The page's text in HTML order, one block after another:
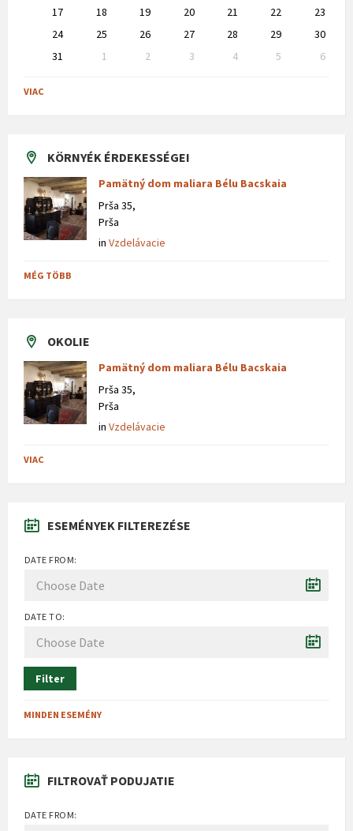
17 18 19 20 21 22
23
24
25 26 27 28 29
30
31
1 2 3 4 5
6
to
calendar
VIAC
KÖRNYÉK ÉRDEKESSÉGEI
Pamätný dom maliara Bélu Bacskaia
Prša 35,
Prša
in Vzdelávacie
MÉG TÖBB
OKOLIE
Pamätný dom maliara Bélu Bacskaia
Prša 35,
Prša
in Vzdelávacie
VIAC
ESEMÉNYEK FILTEREZÉSE
DATE FROM:
DATE TO:
Filter
MINDEN ESEMÉNY
FILTROVAŤ PODUJATIE
DATE FROM: